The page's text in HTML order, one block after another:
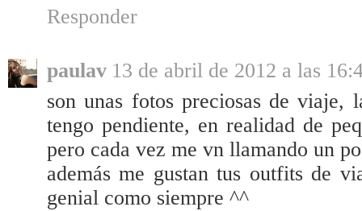
Responder
paulav 13 de abril de 2012 a las
son unas fotos preciosas de viaje,
tengo pendiente, en realidad de
pero cada vez me vn llamando un
además me gustan tus outfits de
genial como siempre ^^